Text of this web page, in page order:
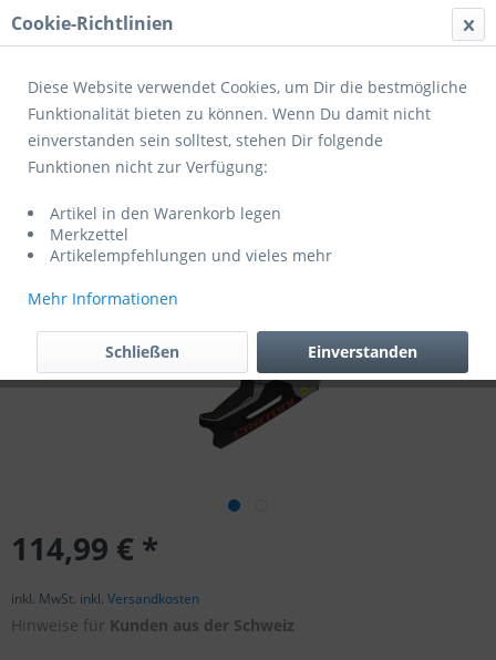
Menü
Übersicht Helme Kinder
114,99 € *
inkl. MwSt. inkl. Versandkosten
Hinweise für Kunden aus der Schweiz
Cookie-Richtlinien
Diese Website verwendet Cookies, um Dir die bestmögliche
Funktionalität bieten zu können. Wenn Du damit nicht
einverstanden sein solltest, stehen Dir folgende
Funktionen nicht zur Verfügung:
Artikel in den Warenkorb legen
Merkzettel
Artikelempfehlungen und vieles mehr
Mehr Informationen
Einverstanden
Schließen